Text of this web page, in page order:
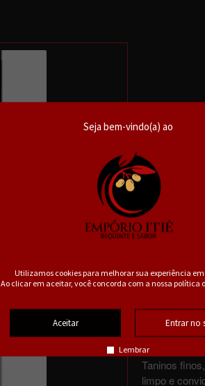
Seja bem-vindo(a) ao
Utilizamos cookies para melhorar sua experiência em
Ao clicar em aceitar, você concorda com a nossa política
Aceitar Entrar no
Lembrar
Visual e
Coloração
Aroma nítido
frescas,
Ao paladar,
Exibe um
acidez
Taninos
limpo e